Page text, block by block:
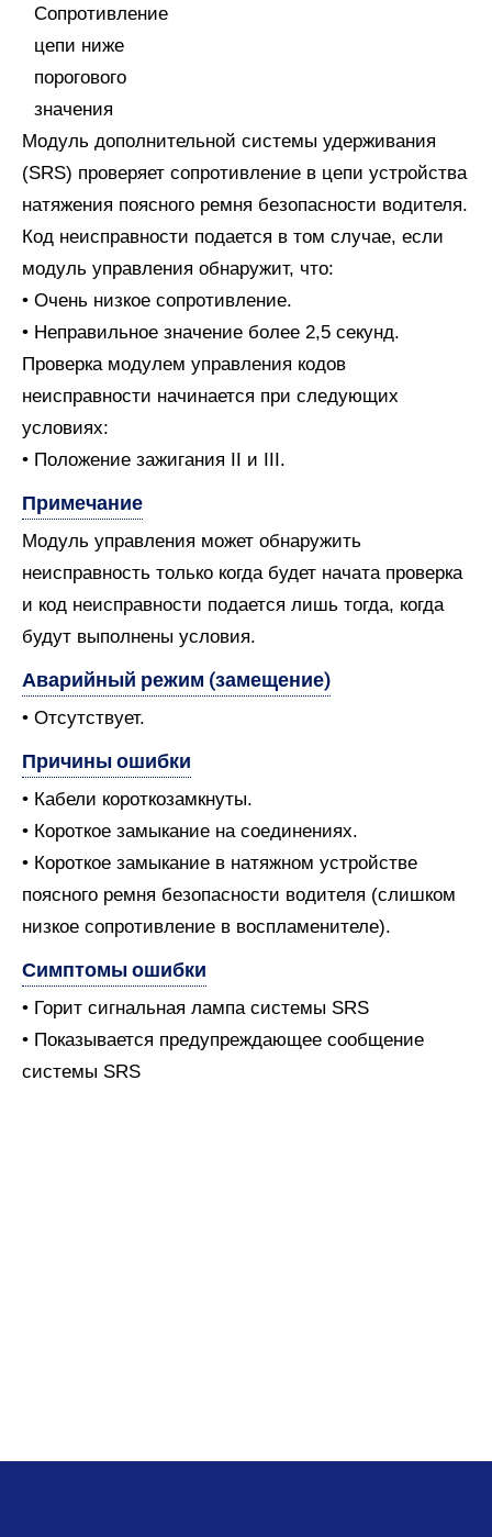
Модуль дополнительной системы удерживания
(SRS) проверяет сопротивление в цепи устройства
натяжения поясного ремня безопасности водителя.
Код неисправности подается в том случае, если
модуль управления обнаружит, что:
• Очень низкое сопротивление.
• Неправильное значение более 2,5 секунд.
Проверка модулем управления кодов
неисправности начинается при следующих
условиях:
• Положение зажигания II и III.
Примечание
Модуль управления может обнаружить
неисправность только когда будет начата проверка
и код неисправности подается лишь тогда, когда
будут выполнены условия.
Аварийный режим (замещение)
• Отсутствует.
Причины ошибки
• Кабели короткозамкнуты.
• Короткое замыкание на соединениях.
• Короткое замыкание в натяжном устройстве
поясного ремня безопасности водителя (слишком
низкое сопротивление в воспламенителе).
Симптомы ошибки
• Горит сигнальная лампа системы SRS
• Показывается предупреждающее сообщение
системы SRS